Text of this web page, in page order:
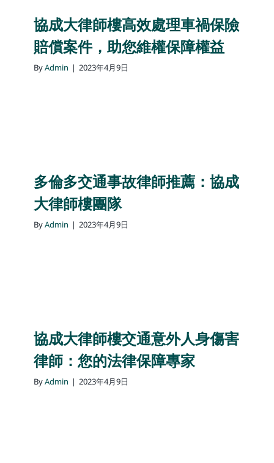
協成大律師樓高效處理車禍保險
賠償案件，助您維權保障權益
ByAdmin | 2023年4月9日
多倫多交通事故律師推薦：協成
大律師樓團隊
ByAdmin | 2023年4月9日
協成大律師樓交通意外人身傷害
律師：您的法律保障專家
ByAdmin | 2023年4月9日